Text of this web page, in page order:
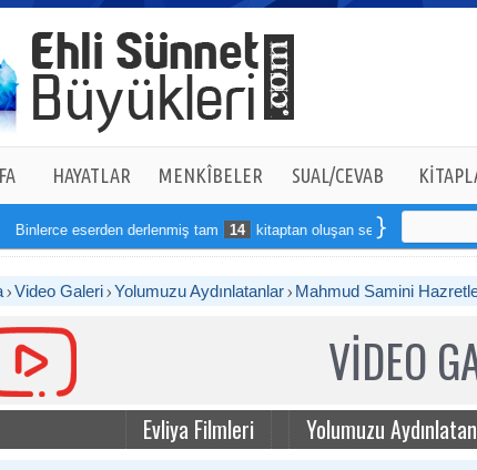
HAYATLAR MENKÎBELER SUAL/CEVAB
eserden derlenmiş tam 14 kitaptan oluşan seti online sipariş
Video Galeri Yolumuzu Aydınlatanlar Mahmud Samini
VİDEO
Evliya Filmleri Yolumuzu